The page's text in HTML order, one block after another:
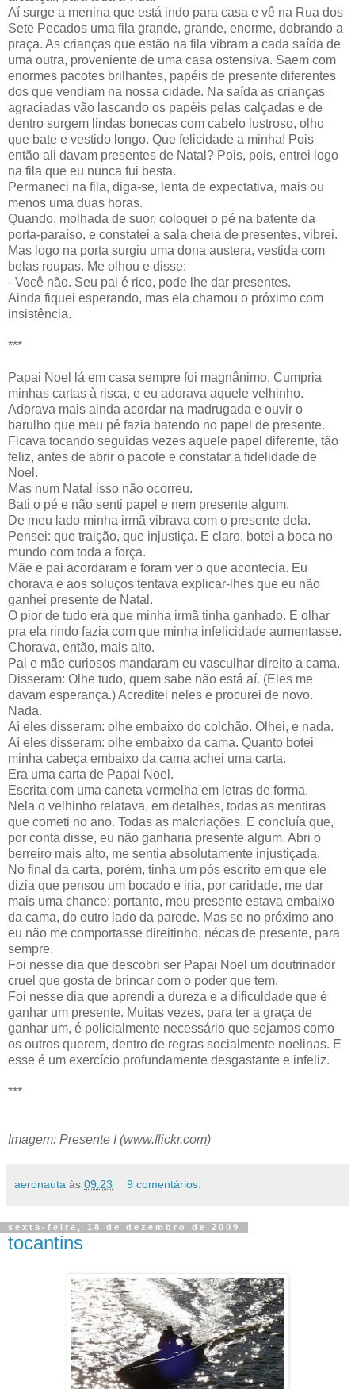
Aí surge a menina que está indo para casa e vê na Rua dos
Sete Pecados uma fila grande, grande, enorme, dobrando a
praça. As crianças que estão na fila vibram a cada saída de
uma outra, proveniente de uma casa ostensiva. Saem com
enormes pacotes brilhantes, papéis de presente diferentes
dos que vendiam na nossa cidade. Na saída as crianças
agraciadas vão lascando os papéis pelas calçadas e de
dentro surgem lindas bonecas com cabelo lustroso, olho
que bate e vestido longo. Que felicidade a minha! Pois
então ali davam presentes de Natal? Pois, pois, entrei logo
na fila que eu nunca fui besta.
Permaneci na fila, diga-se, lenta de expectativa, mais ou
menos uma duas horas.
Quando, molhada de suor, coloquei o pé na batente da
porta-paraíso, e constatei a sala cheia de presentes, vibrei.
Mas logo na porta surgiu uma dona austera, vestida com
belas roupas. Me olhou e disse:
- Você não. Seu pai é rico, pode lhe dar presentes.
Ainda fiquei esperando, mas ela chamou o próximo com
insistência.
***
Papai Noel lá em casa sempre foi magnânimo. Cumpria
minhas cartas à risca, e eu adorava aquele velhinho.
Adorava mais ainda acordar na madrugada e ouvir o
barulho que meu pé fazia batendo no papel de presente.
Ficava tocando seguidas vezes aquele papel diferente, tão
feliz, antes de abrir o pacote e constatar a fidelidade de
Noel.
Mas num Natal isso não ocorreu.
Bati o pé e não senti papel e nem presente algum.
De meu lado minha irmã vibrava com o presente dela.
Pensei: que traição, que injustiça. E claro, botei a boca no
mundo com toda a força.
Mãe e pai acordaram e foram ver o que acontecia. Eu
chorava e aos soluços tentava explicar-lhes que eu não
ganhei presente de Natal.
O pior de tudo era que minha irmã tinha ganhado. E olhar
pra ela rindo fazia com que minha infelicidade aumentasse.
Chorava, então, mais alto.
Pai e mãe curiosos mandaram eu vasculhar direito a cama.
Disseram: Olhe tudo, quem sabe não está aí. (Eles me
davam esperança.) Acreditei neles e procurei de novo.
Nada.
Aí eles disseram: olhe embaixo do colchão. Olhei, e nada.
Aí eles disseram: olhe embaixo da cama. Quanto botei
minha cabeça embaixo da cama achei uma carta.
Era uma carta de Papai Noel.
Escrita com uma caneta vermelha em letras de forma.
Nela o velhinho relatava, em detalhes, todas as mentiras
que cometi no ano. Todas as malcriações. E concluía que,
por conta disse, eu não ganharia presente algum. Abri o
berreiro mais alto, me sentia absolutamente injustiçada.
No final da carta, porém, tinha um pós escrito em que ele
dizia que pensou um bocado e iria, por caridade, me dar
mais uma chance: portanto, meu presente estava embaixo
da cama, do outro lado da parede. Mas se no próximo ano
eu não me comportasse direitinho, nécas de presente, para
sempre.
Foi nesse dia que descobri ser Papai Noel um doutrinador
cruel que gosta de brincar com o poder que tem.
Foi nesse dia que aprendi a dureza e a dificuldade que é
ganhar um presente. Muitas vezes, para ter a graça de
ganhar um, é policialmente necessário que sejamos como
os outros querem, dentro de regras socialmente noelinas. E
esse é um exercício profundamente desgastante e infeliz.
***
Imagem: Presente I (www.flickr.com)
aeronauta às 09:23 9 comentários:
sexta-feira, 18 de dezembro de 2009
tocantins